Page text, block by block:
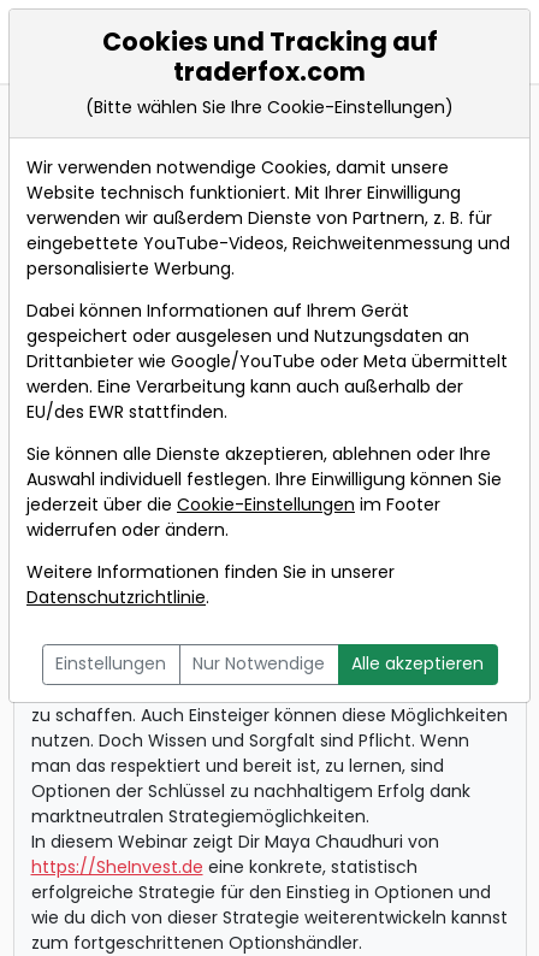
Events
Live teilnehmen an folgendem
Webinar
Bevorstehende Webinare
Optionshandel
meistern mit
Referent:Maya
Chaudhuri
Wann:12.07.2026 um 18:00
Mit Optionen kann jedes Portfolio bereichert werden
durch die Möglichkeit, Renditen in verschiedensten
Börsenphasen zu erzeugen, Absicherungen
kostengünstig abzubilden und Schutz vor einem Crash
zu schaffen. Auch Einsteiger können diese Möglichkeiten
nutzen. Doch Wissen und Sorgfalt sind Pflicht. Wenn
man das respektiert und bereit ist, zu lernen, sind
Optionen der Schlüssel zu nachhaltigem Erfolg dank
marktneutralen Strategiemöglichkeiten.
In diesem Webinar zeigt Dir Maya Chaudhuri von
https://SheInvest.de eine konkrete, statistisch
erfolgreiche Strategie für den Einstieg in Optionen und
wie du dich von dieser Strategie weiterentwickeln kannst
zum fortgeschrittenen Optionshändler.
Cookies und Tracking auf
traderfox.com
(Bitte wählen Sie Ihre Cookie-Einstellungen)
Wir verwenden notwendige Cookies, damit unsere
Website technisch funktioniert. Mit Ihrer Einwilligung
verwenden wir außerdem Dienste von Partnern, z. B. für
eingebettete YouTube-Videos, Reichweitenmessung und
personalisierte Werbung.
Dabei können Informationen auf Ihrem Gerät
gespeichert oder ausgelesen und Nutzungsdaten an
Drittanbieter wie Google/YouTube oder Meta übermittelt
werden. Eine Verarbeitung kann auch außerhalb der
EU/des EWR stattfinden.
Sie können alle Dienste akzeptieren, ablehnen oder Ihre
Auswahl individuell festlegen. Ihre Einwilligung können Sie
jederzeit über die Cookie-Einstellungen im Footer
widerrufen oder ändern.
Weitere Informationen finden Sie in unserer
Datenschutzrichtlinie.
Einstellungen Nur Notwendige Alle akzeptieren